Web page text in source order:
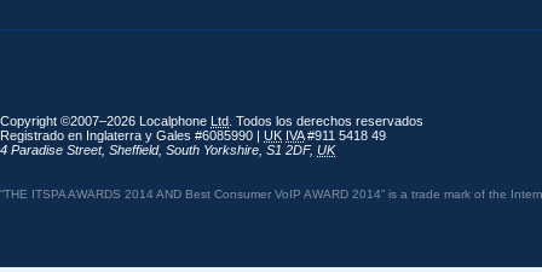
Copyright ©2007–2026 Localphone Ltd . Todos los derechos reservados
Registrado en Inglaterra y Gales #6085990 | UK IVA#911 5418 49
4 Paradise Street, Sheffield, South Yorkshire S1 2DF, UK
“THE ITSPA AWARDS 2014 AND Best Consumer VoIP AWARD 2014” is a trade mark of the